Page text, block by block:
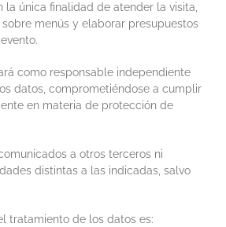
la única finalidad de atender la visita,
menús y elaborar presupuestos
como responsable independiente
datos, comprometiéndose a cumplir
en materia de protección de
a otros terceros ni
distintas a las indicadas, salvo
tratamiento de los datos es: